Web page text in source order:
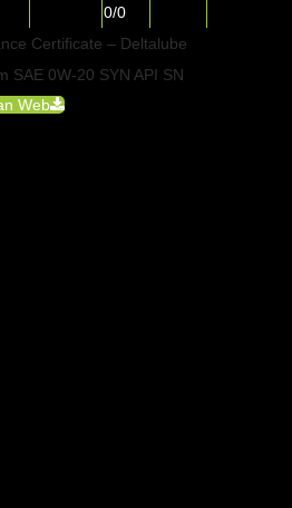
0/0
Certificate – Deltalube
SAE 0W-20 SYN API SN
Web